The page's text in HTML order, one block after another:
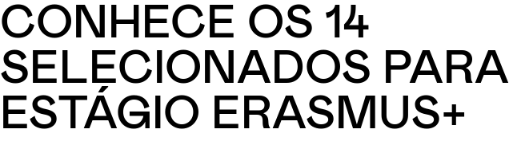
CONHECE OS 14
SELECIONADOS PARA
ESTÁGIO ERASMUS+